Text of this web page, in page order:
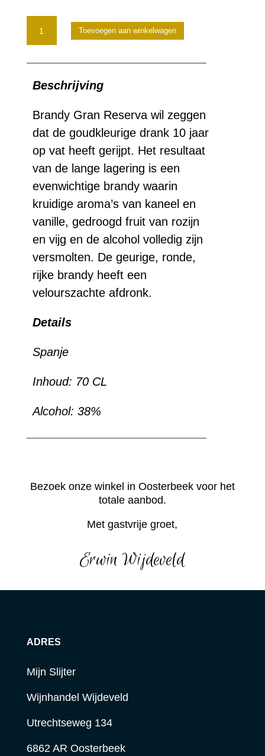
Torres
10
Reserva
aantal
Toevoegen aan winkelwagen
Beschrijving
Brandy Gran Reserva wil zeggen
dat de goudkleurige drank 10 jaar
op vat heeft gerijpt. Het resultaat
van de lange lagering is een
evenwichtige brandy waarin
kruidige aroma’s van kaneel en
vanille, gedroogd fruit van rozijn
en vijg en de alcohol volledig zijn
versmolten. De geurige, ronde,
rijke brandy heeft een
velourszachte afdronk.
Details
Spanje
Inhoud: 70 CL
Alcohol: 38%
Bezoek onze winkel in Oosterbeek voor het
totale aanbod.
Met gastvrije groet,
Erwin Wijdeveld
ADRES
Mijn Slijter
Wijnhandel Wijdeveld
Utrechtseweg 134
6862 AR Oosterbeek